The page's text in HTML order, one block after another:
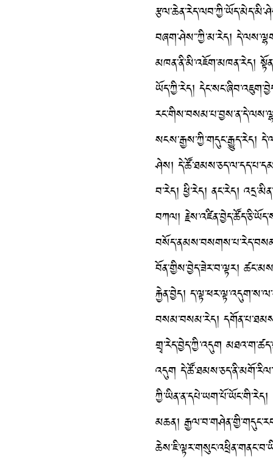
བཞག་ཤེས་་ཀྱི་མ་རེད།
མཁན་ནི་མི་འཇོག་མཁན་རེད།
ཡོད་ཀྱི་རེད།
སངས་རྒྱས་ཀྱི་གདུང་རྒྱུད་རེད།
ཤེས།
བ་རེད། ཕྱི་རེད། ནང་རེད།
བཀལ།
བོན་གྱིས་བྱེད་ཟེར་བ་ལྟར།
རྐྱེན་བྱེད།
བསམ་བསམ་རེད།
གྲྭ་རེད་བྱེད་ཀྱི་འདུག
འདུག
ཀྱི་ཡིན་ན་དཔེ་ཡག་པོ་ཡོང་གི་རེད།
མཆན།